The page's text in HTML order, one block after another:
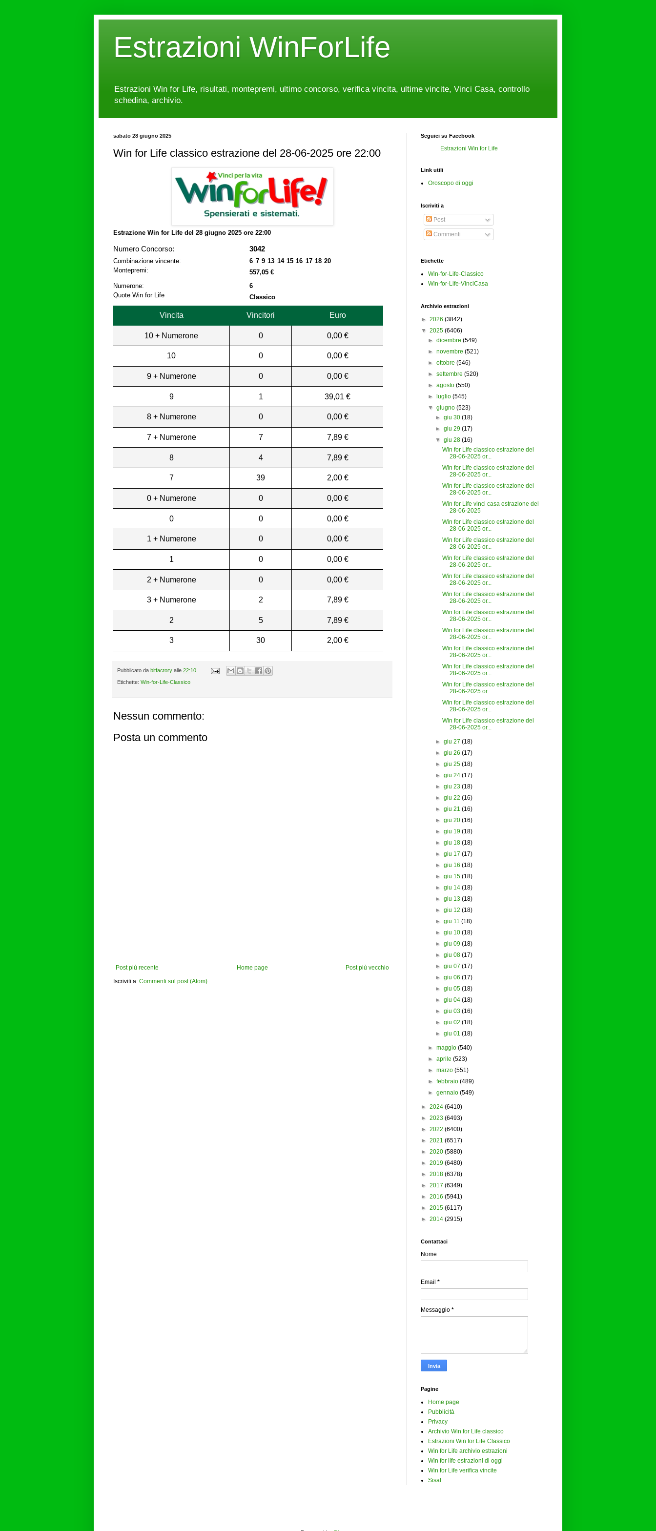
Estrazioni WinForLife
Estrazioni Win for Life, risultati, montepremi, ultimo concorso, verifica vincita, ultime vincite, Vinci Casa, controllo
schedina, archivio.
sabato 28 giugno 2025
Win for Life classico estrazione del 28-06-2025 ore 22:00
Estrazione Win for Life del 28 giugno 2025 ore 22:00
Numero Concorso: 3042
Combinazione vincente:
6 7 9 13 14 15 16 17 18 20
Montepremi:
557,05 €
Numerone:
6
Quote Win for Life
Classico
Vincita Vincitori Euro
10 + Numerone 0 0,00 €
10 0 0,00 €
9 + Numerone 0 0,00 €
9 1 39,01 €
8 + Numerone 0 0,00 €
7 + Numerone 7 7,89 €
8 4 7,89 €
7 39 2,00 €
0 + Numerone 0 0,00 €
0 0 0,00 €
1 + Numerone 0 0,00 €
1 0 0,00 €
2 + Numerone 0 0,00 €
3 + Numerone 2 7,89 €
2 5 7,89 €
3 30 2,00 €
Pubblicato da bitfactory alle 22:10
Etichette: Win-for-Life-Classico
Nessun commento:
Posta un commento
Post più recente Post più vecchio
Home page
Iscriviti a: Commenti sul post (Atom)
Seguici su Facebook
Estrazioni Win for Life
Link utili
Oroscopo di oggi
Iscriviti a
Post
Commenti
Etichette
Win-for-Life-Classico
Win-for-Life-VinciCasa
Archivio estrazioni
► 2026 (3842)
▼ 2025 (6406)
►dicembre (549)
►novembre (521)
►ottobre (546)
►settembre (520)
►agosto (550)
►
luglio (545)
▼ giugno (523)
► giu 30 (18)
► giu 29 (17)
▼ giu 28 (16)
Win for Life classico estrazione del
28-06-2025 or...
Win for Life classico estrazione del
28-06-2025 or...
Win for Life classico estrazione del
28-06-2025 or...
Win for Life vinci casa estrazione del
28-06-2025
Win for Life classico estrazione del
28-06-2025 or...
Win for Life classico estrazione del
28-06-2025 or...
Win for Life classico estrazione del
28-06-2025 or...
Win for Life classico estrazione del
28-06-2025 or...
Win for Life classico estrazione del
28-06-2025 or...
Win for Life classico estrazione del
28-06-2025 or...
Win for Life classico estrazione del
28-06-2025 or...
Win for Life classico estrazione del
28-06-2025 or...
Win for Life classico estrazione del
28-06-2025 or...
Win for Life classico estrazione del
28-06-2025 or...
Win for Life classico estrazione del
28-06-2025 or...
Win for Life classico estrazione del
28-06-2025 or...
► giu 27 (18)
► giu 26 (17)
► giu 25 (18)
► giu 24 (17)
► giu 23 (18)
► giu 22 (16)
► giu 21 (16)
► giu 20 (16)
► giu 19 (18)
► giu 18 (18)
► giu 17 (17)
► giu 16 (18)
► giu 15 (18)
► giu 14 (18)
► giu 13 (18)
► giu 12 (18)
► giu 11 (18)
► giu 10 (18)
► giu 09 (18)
► giu 08 (17)
► giu 07 (17)
► giu 06 (17)
► giu 05 (18)
► giu 04 (18)
► giu 03 (16)
► giu 02 (18)
► giu 01 (18)
►maggio (540)
►aprile (523)
►marzo (551)
►febbraio (489)
►gennaio (549)
► 2024 (6410)
► 2023 (6493)
► 2022 (6400)
► 2021 (6517)
► 2020 (5880)
► 2019 (6480)
► 2018 (6378)
► 2017 (6349)
► 2016 (5941)
► 2015 (6117)
► 2014 (2915)
Contattaci
Nome
Email *
Messaggio *
Pagine
Home page
Pubblicità
Privacy
Archivio Win for Life classico
Estrazioni Win for Life Classico
Win for Life archivio estrazioni
Win for life estrazioni di oggi
Win for Life verifica vincite
Sisal